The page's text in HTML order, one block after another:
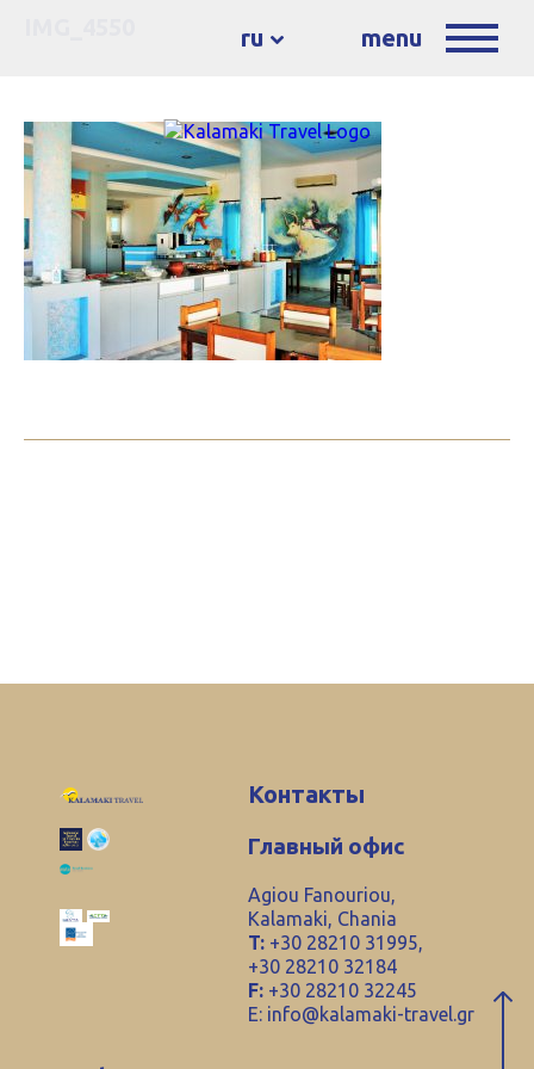
ru menu
Контакты
Главный офис
Agiou Fanouriou,
Kalamaki, Chania
T: +30 28210 31995,
+30 28210 32184
F: +30 28210 32245
E: info@kalamaki-travel.gr